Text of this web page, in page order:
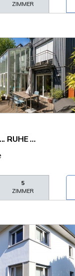
ZIMMER
RUHE ...
5
ZIMMER